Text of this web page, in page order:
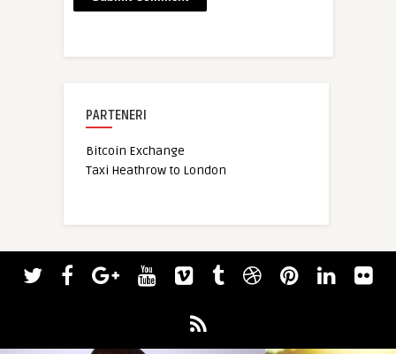
PARTENERI
Bitcoin Exchange
Taxi Heathrow to London